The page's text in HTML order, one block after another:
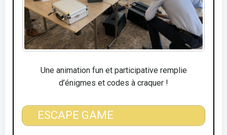
Une animation fun et participative remplie
d’énigmes et codes à craquer !
ESCAPE GAME